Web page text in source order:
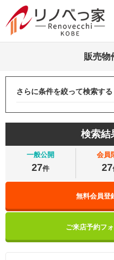
販売物
さらに条件を絞って検索する
検索結
一般公開
27件
会員
27
無料会員登
ご来店予約フ